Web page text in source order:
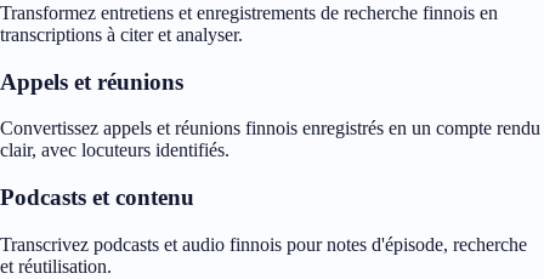
Transformez entretiens et enregistrements de recherche finnois en
transcriptions à citer et analyser.
Appels et réunions
Convertissez appels et réunions finnois enregistrés en un compte rendu
clair, avec locuteurs identifiés.
Podcasts et contenu
Transcrivez podcasts et audio finnois pour notes d'épisode, recherche
et réutilisation.